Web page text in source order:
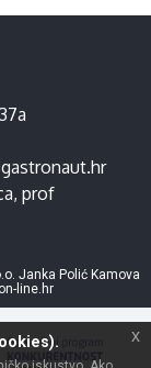
, prof
Janka Polić Kamova
line.hr
x